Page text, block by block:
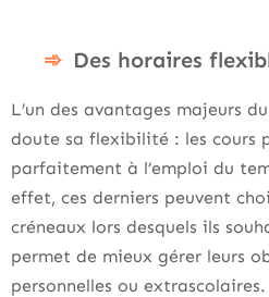
Des horaires
L’un des avantages majeurs
doute sa flexibilité : les cours
parfaitement à l’emploi du
effet, ces derniers peuvent
créneaux lors desquels ils
permet de mieux gérer leurs
personnelles ou